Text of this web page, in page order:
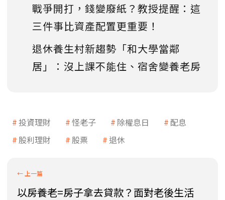
戰爭開打，錢變廢紙？教授提醒：這
三件事比資產配置更重要！
退休養生村新趨勢「和大學當鄰
居」：沒上課不能住、宿舍變養老房
投資理財 怪老子 除權息日
配息
股利理財
股票 退休
以房養老=房子拿去貸款？面對老後生活